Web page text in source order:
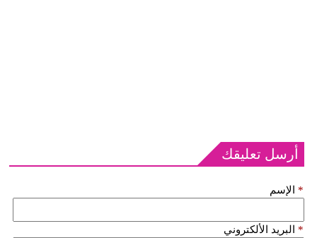
أرسل تعليقك
الإسم *
البريد الألكتروني *